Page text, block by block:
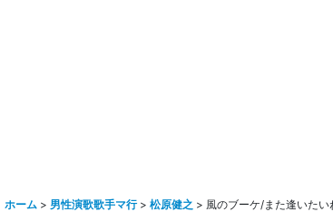
ホーム > 男性演歌歌手マ行 > 松原健之 > 風のブーケ/また逢いた